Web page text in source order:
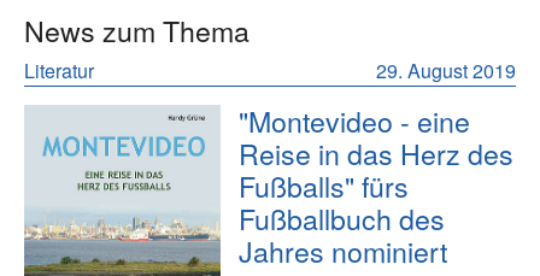
News zum Thema
29. August 2019
Literatur
"Montevideo - eine
Reise in das Herz des
Fußballs" fürs
Fußballbuch des
Jahres nominiert